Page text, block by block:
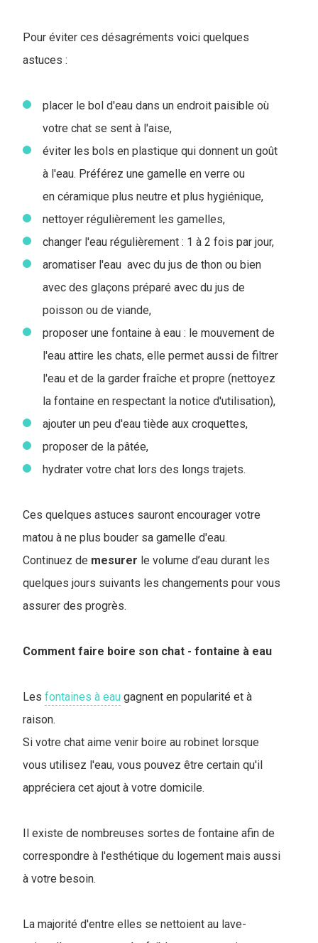
Pour éviter ces désagréments voici quelques
astuces :
placer le bol d'eau dans un endroit paisible où
votre chat se sent à l'aise,
éviter les bols en plastique qui donnent un goût
à l'eau. Préférez une gamelle en verre ou
en céramique plus neutre et plus hygiénique,
nettoyer régulièrement les gamelles,
changer l'eau régulièrement : 1 à 2 fois par jour,
aromatiser l'eau avec du jus de thon ou bien
avec des glaçons préparé avec du jus de
poisson ou de viande,
proposer une fontaine à eau : le mouvement de
l'eau attire les chats, elle permet aussi de filtrer
l'eau et de la garder fraîche et propre (nettoyez
la fontaine en respectant la notice d'utilisation),
ajouter un peu d'eau tiède aux croquettes,
proposer de la pâtée,
hydrater votre chat lors des longs trajets.
Ces quelques astuces sauront encourager votre
matou à ne plus bouder sa gamelle d'eau.
Continuez de mesurer le volume d’eau durant les
quelques jours suivants les changements pour vous
assurer des progrès.
Comment faire boire son chat - fontaine à eau
Les fontaines à eau gagnent en popularité et à
raison.
Si votre chat aime venir boire au robinet lorsque
vous utilisez l'eau, vous pouvez être certain qu'il
appréciera cet ajout à votre domicile.
Il existe de nombreuses sortes de fontaine afin de
correspondre à l'esthétique du logement mais aussi
à votre besoin.
La majorité d'entre elles se nettoient au lave-